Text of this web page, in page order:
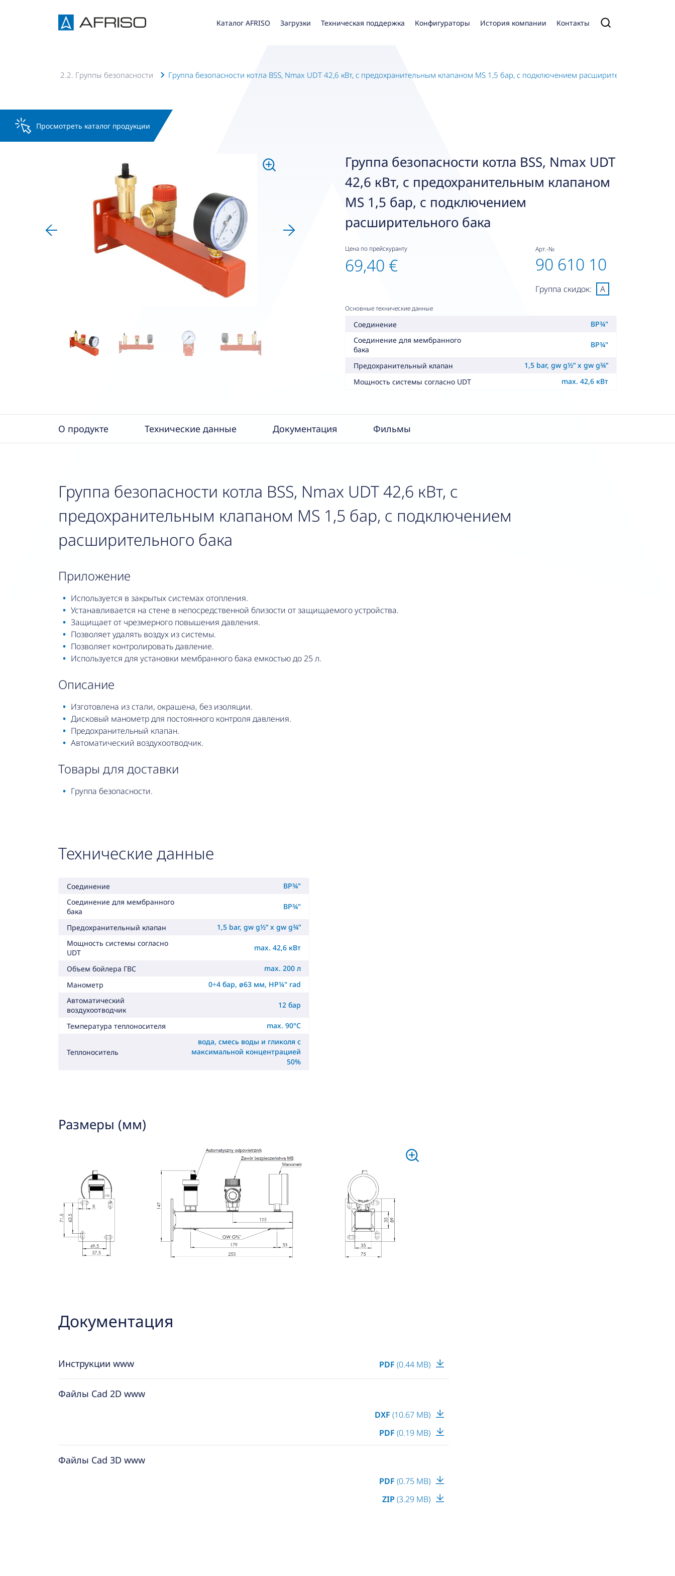
Каталог AFRISO Загрузки Техническая поддержка Конфигураторы История компании Контакты
2.2. Группы безопасности Группа безопасности котла BSS, Nmax UDT 42,6 кВт, с предохранительным клапаном MS 1,5 бар, с подключением расширительного бака
Просмотреть каталог продукции
Группа безопасности котла BSS, Nmax UDT
42,6 кВт, с предохранительным клапаном
MS 1,5 бар, с подключением
расширительного бака
Цена по прейскуранту
69,40 €
Арт.-№
90 610 10
Группа скидок: A
Основные технические данные
Соединение
ВР¾"
Соединение для мембранного
бака
ВР¾"
Предохранительный клапан
1,5 bar, gw g½” x gw g¾”
Мощность системы согласно UDT
max. 42,6 кВт
О продукте Технические данные Документация Фильмы
Группа безопасности котла BSS, Nmax UDT 42,6 кВт, с
предохранительным клапаном MS 1,5 бар, с подключением
расширительного бака
приложение
Используется в закрытых системах отопления.
Устанавливается на стене в непосредственной близости от защищаемого устройства.
Защищает от чрезмерного повышения давления.
Позволяет удалять воздух из системы.
Позволяет контролировать давление.
Используется для установки мембранного бака емкостью до 25 л.
описание
Изготовлена из стали, окрашена, без изоляции.
Дисковый манометр для постоянного контроля давления.
Предохранительный клапан.
Автоматический воздухоотводчик.
товары для доставки
Группа безопасности.
Технические данные
Соединение
ВР¾"
Соединение для мембранного
бака
ВР¾"
Предохранительный клапан
1,5 bar, gw g½” x gw g¾”
Мощность системы согласно
UDT
max. 42,6 кВт
Объем бойлера ГВС
max. 200 л
Манометр
0÷4 бар, ø63 мм, НР¼" rad
Автоматический
воздухоотводчик
12 бар
Температура теплоносителя max. 90°C
Теплоноситель
вода, смесь воды и гликоля с
максимальной концентрацией
50%
Размеры (мм)
Документация
Инструкции www PDF (0.44 MB)
Файлы Cad 2D www
DXF (10.67 MB)
PDF (0.19 MB)
Файлы Cad 3D www
PDF (0.75 MB)
ZIP (3.29 MB)